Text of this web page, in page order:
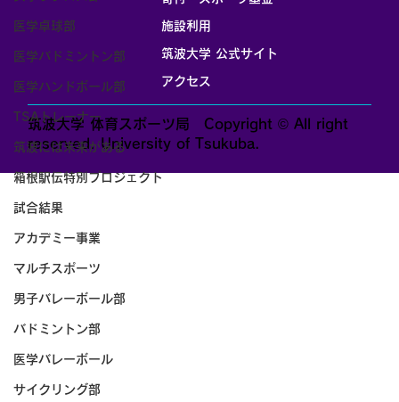
医学卓球部
医学バドミントン部
医学ハンドボール部
TSAトレーナー
筑波には未来がある
箱根駅伝特別プロジェクト
試合結果
アカデミー事業
マルチスポーツ
男子バレーボール部
バドミントン部
医学バレーボール
サイクリング部
施設利用
筑波大学 公式サイト
アクセス
筑波大学 体育スポーツ局 Copyright © All right
reserved. University of Tsukuba.